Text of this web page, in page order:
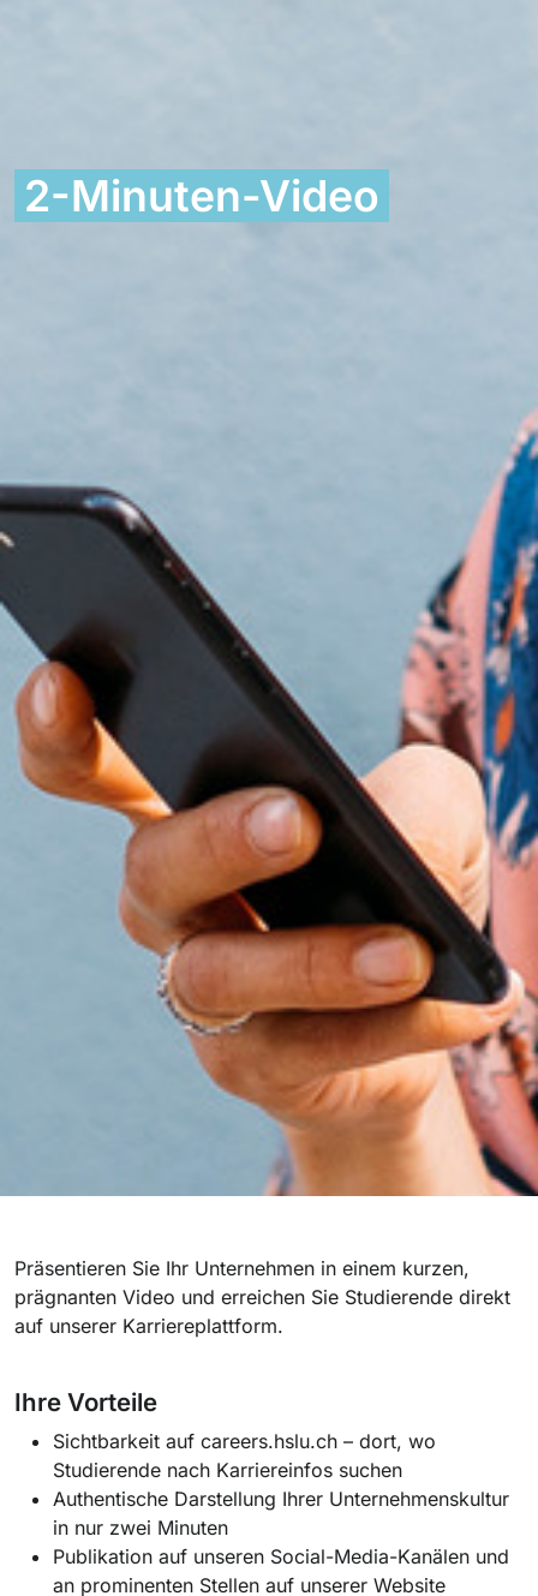
2-Minuten-Video
Präsentieren Sie Ihr Unternehmen in einem kurzen,
prägnanten Video und erreichen Sie Studierende direkt
auf unserer Karriereplattform.
Ihre Vorteile
Sichtbarkeit auf careers.hslu.ch – dort, wo
Studierende nach Karriereinfos suchen
Authentische Darstellung Ihrer Unternehmenskultur
in nur zwei Minuten
Publikation auf unseren Social-Media-Kanälen und
an prominenten Stellen auf unserer Website